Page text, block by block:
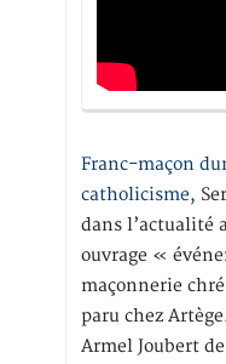
Franc-maçon
catholicisme,
dans l’actualité
ouvrage «
maçonnerie
paru chez
Armel Joubert